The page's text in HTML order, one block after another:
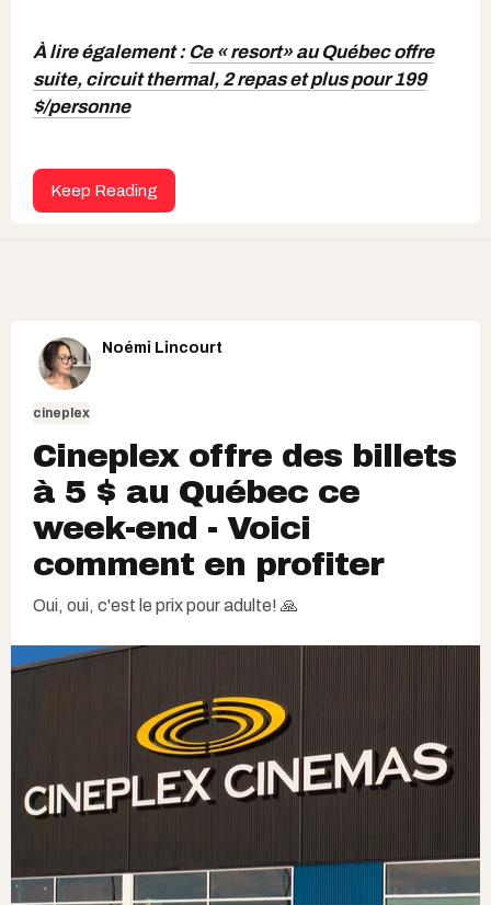
À lire également : Ce « resort» au Québec offre
suite, circuit thermal, 2 repas et plus pour 199
$/personne
Keep Reading
Noémi Lincourt
cineplex
Cineplex offre des billets
à 5 $ au Québec ce
week-end - Voici
comment en profiter
Oui, oui, c'est le prix pour adulte! 🙏